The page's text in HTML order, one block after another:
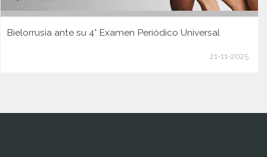
Bielorrusia ante su 4° Examen Periódico Universal
21-11-2025